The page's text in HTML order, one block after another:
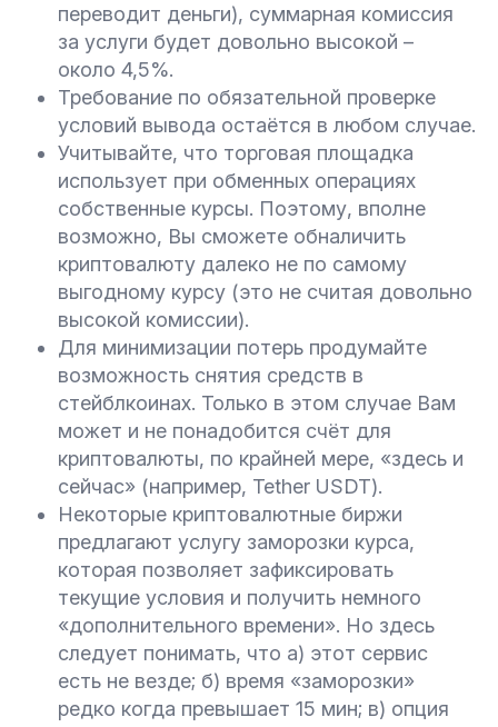
переводит деньги), суммарная комиссия
за услуги будет довольно высокой –
около 4,5%.
Требование по обязательной проверке
условий вывода остаётся в любом случае.
Учитывайте, что торговая площадка
использует при обменных операциях
собственные курсы. Поэтому, вполне
возможно, Вы сможете обналичить
криптовалюту далеко не по самому
выгодному курсу (это не считая довольно
высокой комиссии).
Для минимизации потерь продумайте
возможность снятия средств в
стейблкоинах. Только в этом случае Вам
может и не понадобится счёт для
криптовалюты, по крайней мере, «здесь и
сейчас» (например, Tether USDT).
Некоторые криптовалютные биржи
предлагают услугу заморозки курса,
которая позволяет зафиксировать
текущие условия и получить немного
«дополнительного времени». Но здесь
следует понимать, что а) этот сервис
есть не везде; б) время «заморозки»
редко когда превышает 15 мин; в) опция